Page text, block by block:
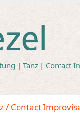
| Tanz | Contact
/ Contact